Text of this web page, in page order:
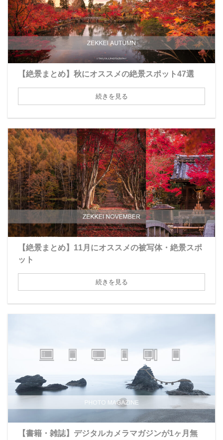
【絶景まとめ】秋にオススメの絶景スポット47選
続きを見る
【絶景まとめ】11月にオススメの被写体・絶景スポ
ット
続きを見る
【書籍・雑誌】デジタルカメラマガジンが1ヶ月無